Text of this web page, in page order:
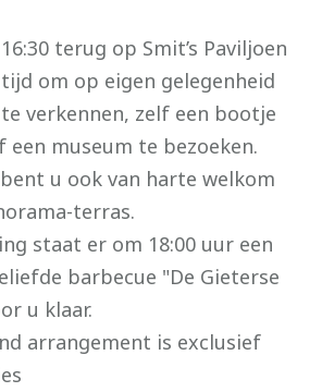
terug op Smit’s Paviljoen
om op eigen gelegenheid
verkennen, zelf een bootje
een museum te bezoeken.
u ook van harte welkom
terras.
staat er om 18:00 uur een
barbecue "De Gieterse
u klaar.
arrangement is exclusief